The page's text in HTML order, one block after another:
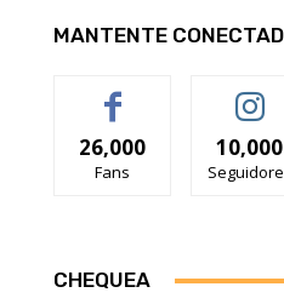
MANTENTE
26,000
Fans
10,000
CHEQUEA